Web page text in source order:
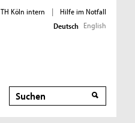
TH Köln intern |
Hilfe im Notfall
Deutsch English
Suche